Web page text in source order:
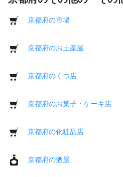
京都府の市場
京都府のお土産屋
京都府のくつ店
京都府のお菓子・ケーキ店
京都府の化粧品店
京都府の酒屋